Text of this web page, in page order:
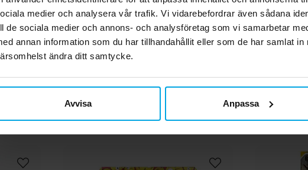
medier och analysera vår trafik. Vi vidarebefordrar även sådana
de sociala medier och annons- och analysföretag som vi samarbetar
annan information som du har tillhandahållit eller som de har samlat
ändra ditt samtycke.
Avvisa Anpassa
gram
Pris:49,00 kr
49,00 kr
Andra köpte